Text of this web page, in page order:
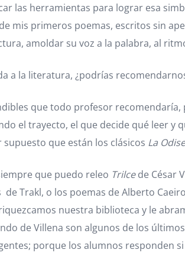
las herramientas para lograr esa
mis primeros poemas, escritos sin
amoldar su voz a la palabra, al
a la literatura, ¿podrías
que todo profesor
el trayecto, el que decide qué leer
que están los clásicos La
que puedo releo Trilcede César
Trakl, o los poemas de Alberto
nuestra biblioteca y le
de Villena son algunos de los
porque los alumnos responden